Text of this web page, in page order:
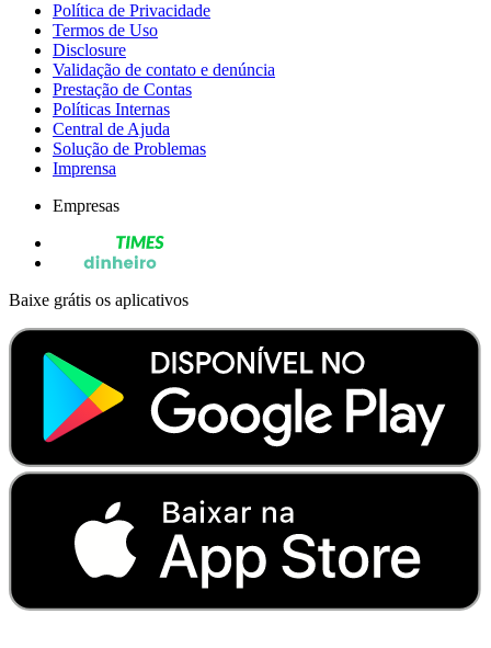
Política de Privacidade
Termos de Uso
Disclosure
Validação de contato e denúncia
Prestação de Contas
Políticas Internas
Central de Ajuda
Solução de Problemas
Imprensa
Empresas
Baixe grátis os aplicativos